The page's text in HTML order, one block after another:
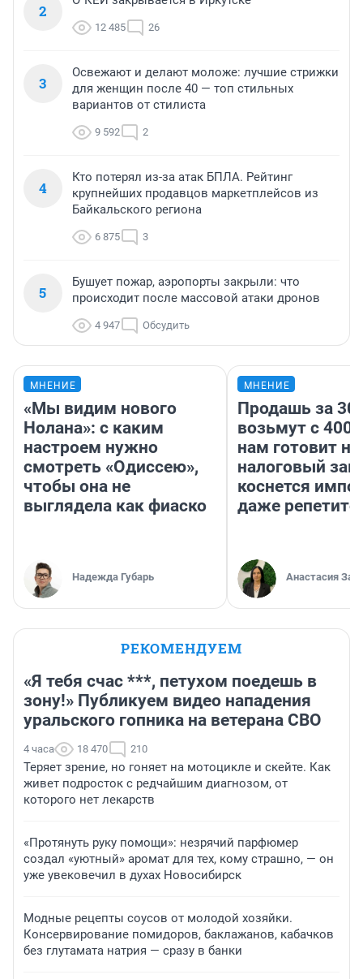
2
12 485 26
3
Освежают и делают моложе: лучшие стрижки
для женщин после 40 — топ стильных
вариантов от стилиста
9 592 2
4
Кто потерял из-за атак БПЛА. Рейтинг
крупнейших продавцов маркетплейсов из
Байкальского региона
6 875 3
5
Бушует пожар, аэропорты закрыли: что
происходит после массовой атаки дронов
4 947 Обсудить
МНЕНИЕ
«Мы видим нового
Нолана»: с каким
настроем нужно
смотреть «Одиссею»,
чтобы она не
выглядела как фиаско
Надежда Губарь
МНЕНИЕ
Продашь за
возьмут с
нам готовит
налоговый
коснется
даже
Анастасия
РЕКОМЕНДУЕМ
«Я тебя счас ***, петухом поедешь в
зону!» Публикуем видео нападения
уральского гопника на ветерана СВО
4 часа 18 470 210
Теряет зрение, но гоняет на мотоцикле и скейте. Как
живет подросток с редчайшим диагнозом, от
которого нет лекарств
«Протянуть руку помощи»: незрячий парфюмер
создал «уютный» аромат для тех, кому страшно, — он
уже увековечил в духах Новосибирск
Модные рецепты соусов от молодой хозяйки.
Консервирование помидоров, баклажанов, кабачков
без глутамата натрия — сразу в банки